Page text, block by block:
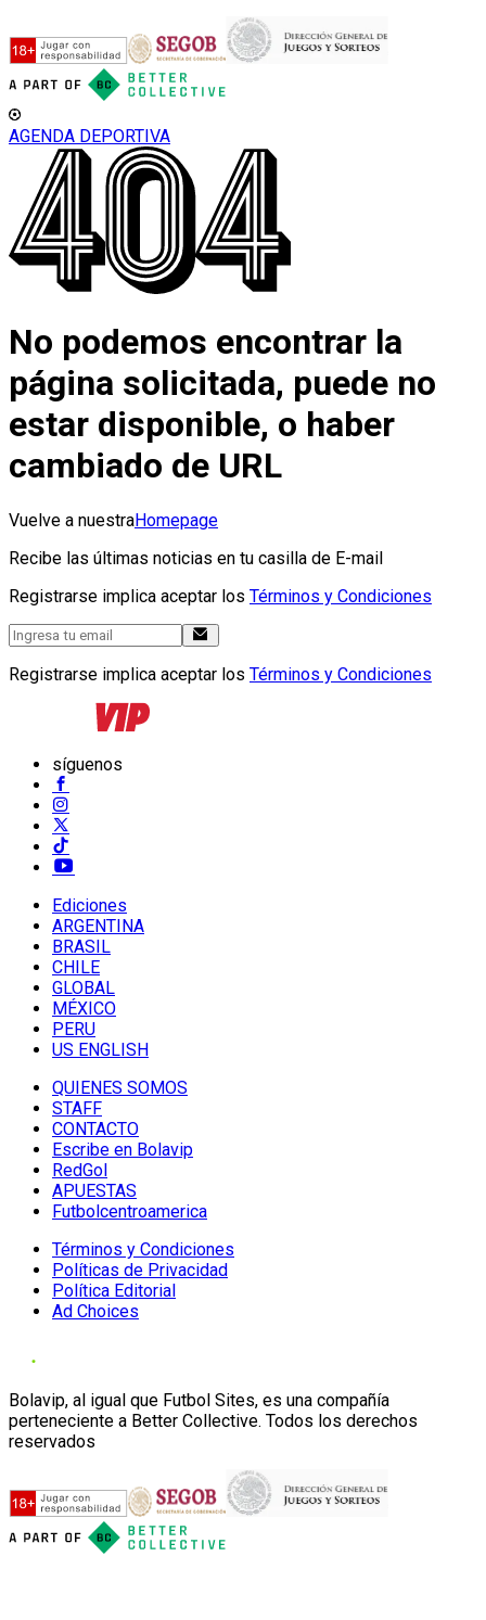
AGENDA DEPORTIVA
No podemos encontrar la
página solicitada, puede no
estar disponible, o haber
cambiado de URL
Vuelve a nuestraHomepage
Recibe las últimas noticias en tu casilla de E-mail
Registrarse implica aceptar los Términos y Condiciones
Registrarse implica aceptar los Términos y Condiciones
síguenos
Ediciones
ARGENTINA
BRASIL
CHILE
GLOBAL
MÉXICO
PERU
US ENGLISH
QUIENES SOMOS
STAFF
CONTACTO
Escribe en Bolavip
RedGol
APUESTAS
Futbolcentroamerica
Términos y Condiciones
Políticas de Privacidad
Política Editorial
Ad Choices
Bolavip, al igual que Futbol Sites, es una compañía
perteneciente a Better Collective. Todos los derechos
reservados